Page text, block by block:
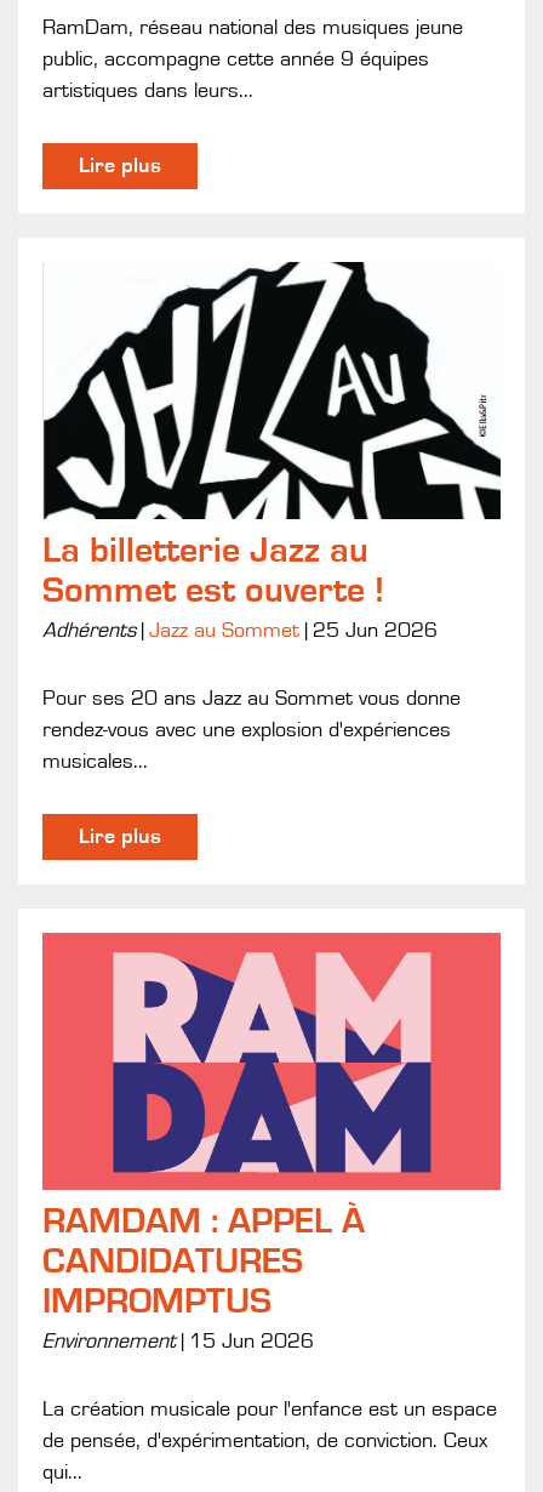
RamDam, réseau national des musiques jeune
public, accompagne cette année 9 équipes
artistiques dans leurs...
Lire plus
La billetterie Jazz au
Sommet est ouverte !
Adhérents Jazz au Sommet 25 Jun 2026
Pour ses 20 ans Jazz au Sommet vous donne
rendez-vous avec une explosion d'expériences
musicales...
Lire plus
RAMDAM : APPEL À
CANDIDATURES
IMPROMPTUS
Environnement 15 Jun 2026
La création musicale pour l'enfance est un espace
de pensée, d'expérimentation, de conviction. Ceux
qui...